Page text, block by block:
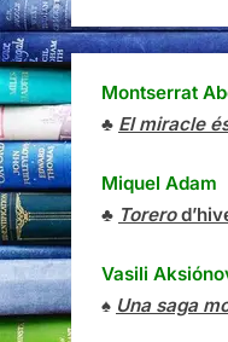
Montserrat
♣ El miracle
Miquel Adam
♣ Torero
Vasili
♠ Una saga